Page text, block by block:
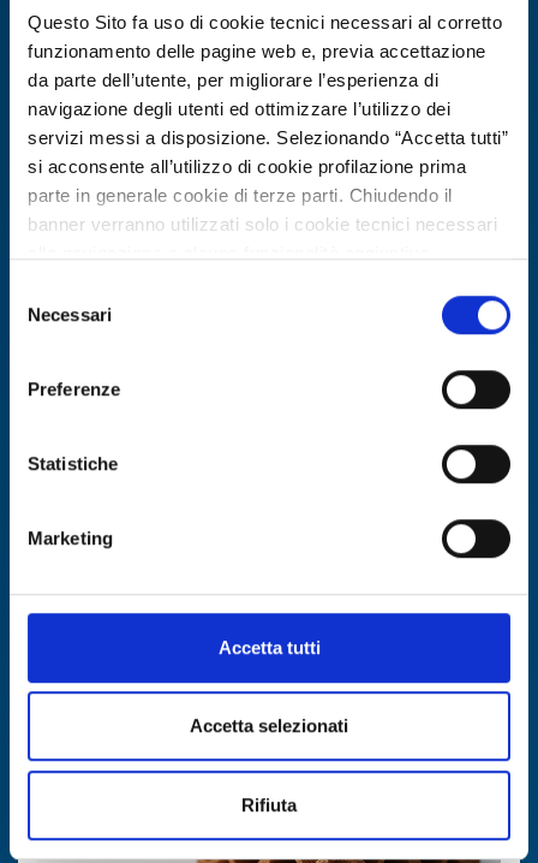
Questo Sito fa uso di cookie tecnici necessari al corretto
funzionamento delle pagine web e, previa accettazione
da parte dell’utente, per migliorare l’esperienza di
navigazione degli utenti ed ottimizzare l’utilizzo dei
servizi messi a disposizione. Selezionando “Accetta tutti”
si acconsente all’utilizzo di cookie profilazione prima
parte in generale cookie di terze parti. Chiudendo il
banner verranno utilizzati solo i cookie tecnici necessari
Per conoscere i dettagli, consulta la nostra cookie policy.
https://www.openinnovation.regione.lombardia.it/it/co
https://www.openinnovation.regione.lombardia.it/it/pr
delNecessari
Preferenze
Statistiche
Marketing
Accetta tutti
Accetta selezionati
Rifiuta
Expires on13 marzo 2027
Adesivi bio-based ad alte prestazioni
sviluppo industriale
DISCOVER MORE →
Expires on18 marzo 2027